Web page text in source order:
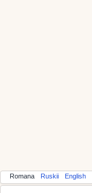
Romana Ruskii English